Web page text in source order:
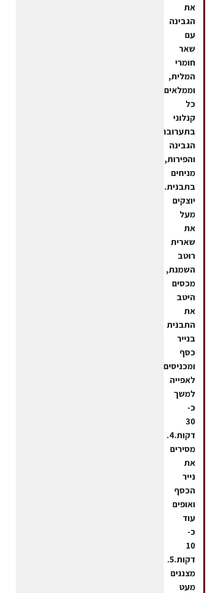
את
הגבינה
עם
שאר
חומרי
המלית,
וממלאים
כל
קנלוני
בתערובת
הגבינה
והפירות,
מניחים
יוצקים
מעל
את
שארית
רוטב
השמנת,
מכסים
היטב
את
התבנית
בנייר
כסף
ומכניסים
לאפייה
למשך
כ-
30
דקות.4.
מסירים
את
נייר
הכסף
ואופים
עוד
כ-
10
דקות.5.
מצננים
מעט